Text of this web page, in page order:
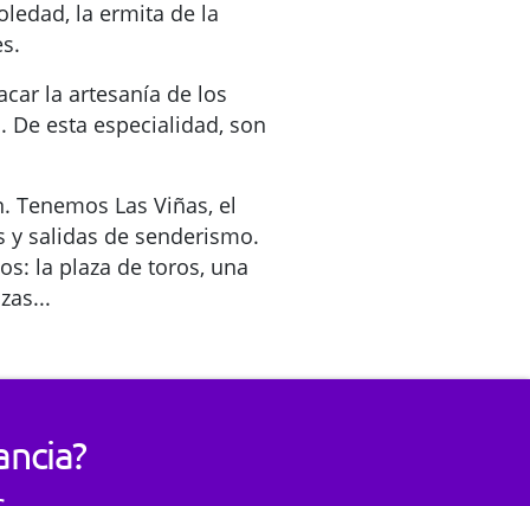
la ermita de la
la artesanía de los
esta especialidad, son
Las Viñas, el
salidas de senderismo.
la plaza de toros, una